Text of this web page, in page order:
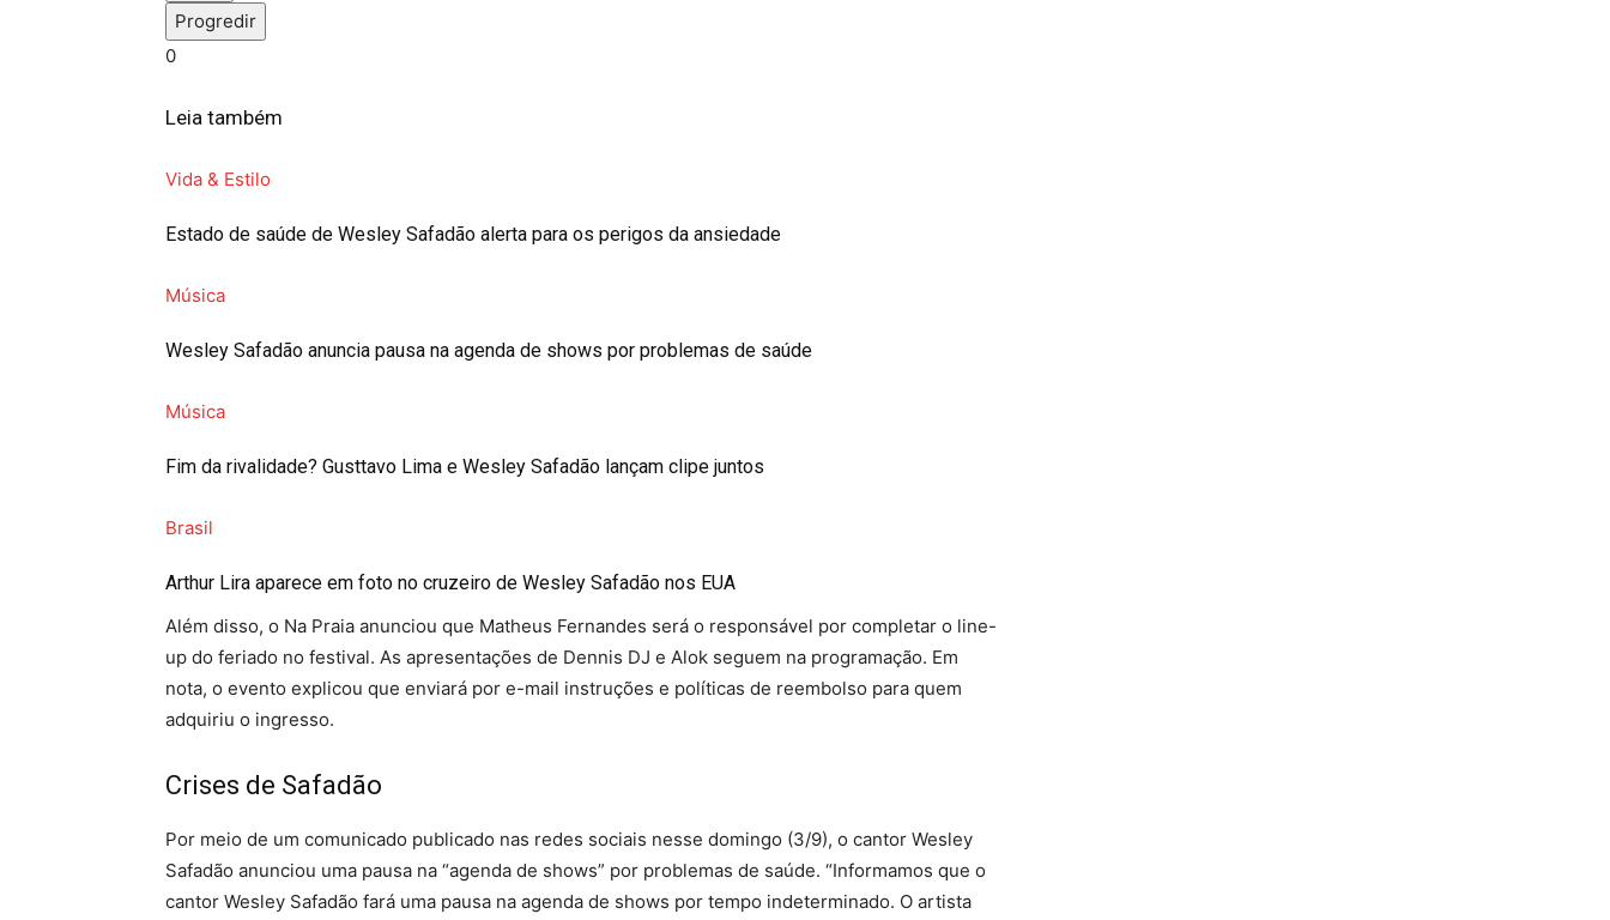
Progredir
0
Leia também
Vida & Estilo
Estado de saúde de Wesley Safadão alerta para os perigos da ansiedade
Música
Wesley Safadão anuncia pausa na agenda de shows por problemas de saúde
Música
Fim da rivalidade? Gusttavo Lima e Wesley Safadão lançam clipe juntos
Brasil
Arthur Lira aparece em foto no cruzeiro de Wesley Safadão nos EUA
Além disso, o Na Praia anunciou que Matheus Fernandes será o responsável por completar o line-
up do feriado no festival. As apresentações de Dennis DJ e Alok seguem na programação. Em
nota, o evento explicou que enviará por e-mail instruções e políticas de reembolso para quem
adquiriu o ingresso.
Crises de Safadão
Por meio de um comunicado publicado nas redes sociais nesse domingo (3/9), o cantor Wesley
Safadão anunciou uma pausa na “agenda de shows” por problemas de saúde. “Informamos que o
cantor Wesley Safadão fará uma pausa na agenda de shows por tempo indeterminado. O artista